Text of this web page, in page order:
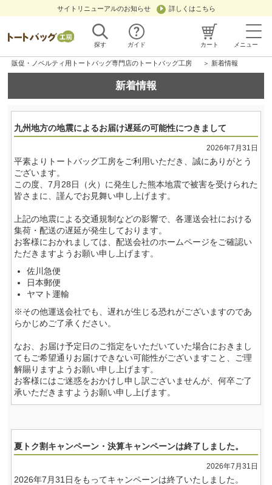
サイトリニューアルのお知らせ 詳しくはこちら
探す ガイド カート メニュー
販促・ノベルティ用トートバッグ専門店のトートバッグ工房 ＞ 新着情報
新着情報
九州地方の地震によるお届け遅延の可能性につきまして
2026年7月31日
平素よりトートバッグ工房をご利用いただき、誠にありがとう
ございます。
この度、7月28日（火）に発生した熊本地震で被害を受けられた
皆さまに、謹んでお見舞い申し上げます。
上記の地震による交通規制などの影響で、各運送会社における
集荷・配送の遅延が発生しております。
お客様におかれましては、配送会社のホームページをご確認い
ただきますようお願い申し上げます。
佐川急便
日本郵便
ヤマト運輸
※その他運送会社でも、遅れが生じる恐れがございますのであ
らかじめご了承ください。
なお、お届け予定日のご指定をいただいていた場合におきまし
ても ご希望通りお届けできない可能性がございますこと、ご理
解賜りますようお願い申し上げます。
お客様にはご迷惑をおかけし申し訳ございませんが、何卒ご了
承いただきますようお願い申し上げます。
夏トク割キャンペーン・決算キャンペーンは終了しました。
2026年7月31日
2026年7月31日をもってキャンペーンは終了いたしました。